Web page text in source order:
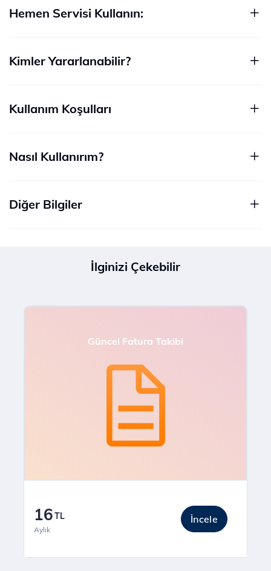
Hemen Servisi Kullanın:
Kimler Yararlanabilir?
Kullanım Koşulları
Nasıl Kullanırım?
Diğer Bilgiler
İlginizi Çekebilir
Güncel Fatura Takibi
16TL
Aylık
İncele